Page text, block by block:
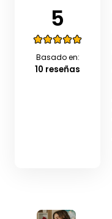
5
Basado en:
10 reseñas